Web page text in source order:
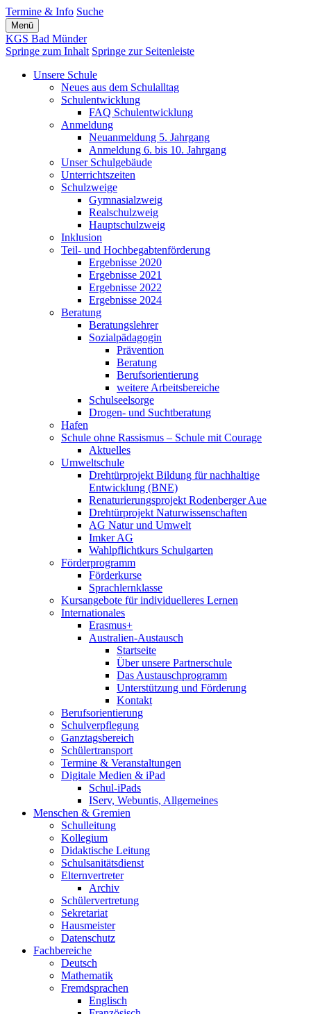
Termine & Info Suche
Menü
KGS Bad Münder
Springe zum Inhalt Springe zur Seitenleiste
Unsere Schule
Neues aus dem Schulalltag
Schulentwicklung
FAQ Schulentwicklung
Anmeldung
Neuanmeldung 5. Jahrgang
Anmeldung 6. bis 10. Jahrgang
Unser Schulgebäude
Unterrichtszeiten
Schulzweige
Gymnasialzweig
Realschulzweig
Hauptschulzweig
Inklusion
Teil- und Hochbe­gabten­förderung
Ergebnisse 2020
Ergebnisse 2021
Ergebnisse 2022
Ergebnisse 2024
Beratung
Beratungslehrer
Sozialpädagogin
Prävention
Beratung
Berufsorientierung
weitere Arbeitsbereiche
Schulseelsorge
Drogen- und Suchtberatung
Hafen
Schule ohne Rassismus – Schule mit Courage
Aktuelles
Umweltschule
Drehtürprojekt Bildung für nachhaltige
Entwicklung (BNE)
Renaturierungsprojekt Rodenberger Aue
Drehtürprojekt Naturwissenschaften
AG Natur und Umwelt
Imker AG
Wahlpflichtkurs Schulgarten
Förderprogramm
Förderkurse
Sprachlernklasse
Kursangebote für individuelleres Lernen
Internationales
Erasmus+
Australien-Austausch
Startseite
Über unsere Partnerschule
Das Austauschprogramm
Unterstützung und Förderung
Kontakt
Berufsorientierung
Schulverpflegung
Ganztagsbereich
Schülertransport
Termine & Veranstaltungen
Digitale Medien & iPad
Schul-iPads
IServ, Webuntis, Allgemeines
Menschen & Gremien
Schulleitung
Kollegium
Didaktische Leitung
Schulsanitätsdienst
Elternvertreter
Archiv
Schülervertretung
Sekretariat
Hausmeister
Datenschutz
Fachbereiche
Deutsch
Mathematik
Fremdsprachen
Englisch